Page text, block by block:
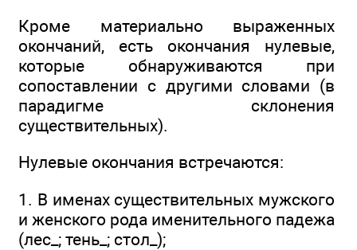
Кроме материально выраженных
окончаний, есть окончания нулевые,
которые обнаруживаются при
сопоставлении с другими словами (в
парадигме склонения
существительных).
Нулевые окончания встречаются:
1. В именах существительных мужского
и женского рода именительного падежа
(лес_; тень_; стол_);